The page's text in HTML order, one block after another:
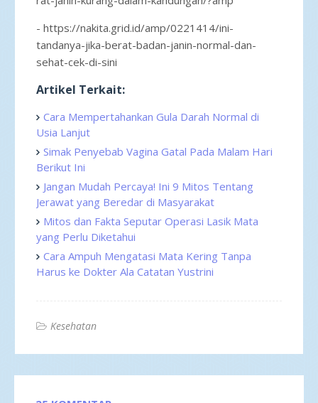
- https://nakita.grid.id/amp/0221414/ini-
tandanya-jika-berat-badan-janin-normal-dan-
sehat-cek-di-sini
Artikel Terkait:
Cara Mempertahankan Gula Darah Normal di
Usia Lanjut
Simak Penyebab Vagina Gatal Pada Malam Hari
Berikut Ini
Jangan Mudah Percaya! Ini 9 Mitos Tentang
Jerawat yang Beredar di Masyarakat
Mitos dan Fakta Seputar Operasi Lasik Mata
yang Perlu Diketahui
Cara Ampuh Mengatasi Mata Kering Tanpa
Harus ke Dokter Ala Catatan Yustrini
Kesehatan